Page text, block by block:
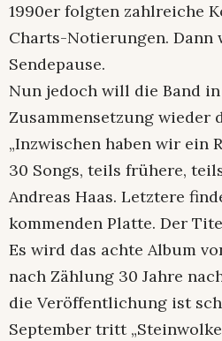
1990er folgten zahlreiche
Charts-Notierungen. Dann
Sendepause.
Nun jedoch will die Band
Zusammensetzung wieder
„Inzwischen haben wir ein
30 Songs, teils frühere,
Andreas Haas. Letztere
kommenden Platte. Der
Es wird das achte Album
nach Zählung 30 Jahre
die Veröffentlichung ist
September tritt